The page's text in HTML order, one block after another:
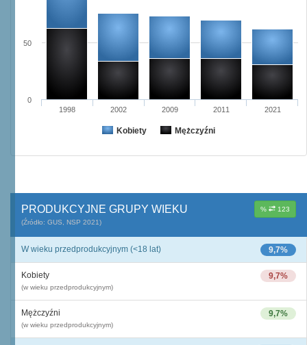
Kobiety Mężczyźni
1998 2002 2009 2011 2021
0
50
% 123
PRODUKCYJNE GRUPY WIEKU
(Źródło: GUS, NSP 2021)
9,7%
W wieku przedprodukcyjnym (<18 lat)
9,7%
Kobiety
(w wieku przedprodukcyjnym)
9,7%
Mężczyźni
(w wieku przedprodukcyjnym)